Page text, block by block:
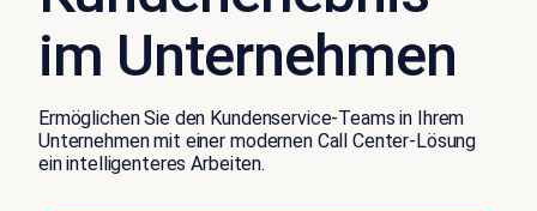
im Unternehmen
Ermöglichen Sie den Kundenservice-Teams in Ihrem
Unternehmen mit einer modernen Call Center-Lösung
ein intelligenteres Arbeiten.